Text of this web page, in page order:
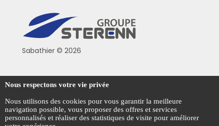
Sabathier © 2026
Politique de confidentialité
Conditions générales de vente
Mentions légales
Nous respectons votre vie privée
Nous utilisons des cookies pour vous garantir la meilleure
navigation possible, vous proposer des offres et services
personnalisés et réaliser des statistiques de visite pour améliorer